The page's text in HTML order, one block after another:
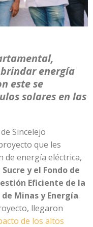
energía
este se
solares en las
Sincelejo
que les
energía eléctrica,
y el Fondo de
Eficiente de la
Minas y Energía.
llegaron
de los altos